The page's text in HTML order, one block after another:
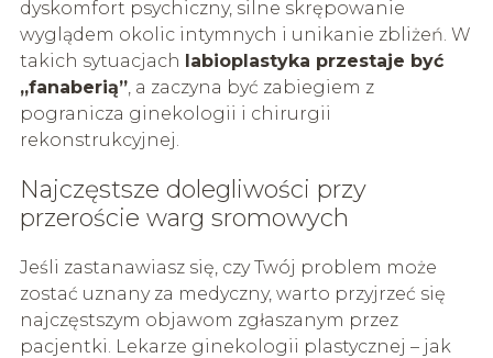
dyskomfort psychiczny, silne skrępowanie
wyglądem okolic intymnych i unikanie zbliżeń. W
takich sytuacjach
labioplastyka przestaje być
„fanaberią”, a zaczyna być zabiegiem z
pogranicza ginekologii i chirurgii
rekonstrukcyjnej.
Najczęstsze dolegliwości przy
przeroście warg sromowych
Jeśli zastanawiasz się, czy Twój problem może
zostać uznany za medyczny, warto przyjrzeć się
najczęstszym objawom zgłaszanym przez
pacjentki. Lekarze ginekologii plastycznej – jak